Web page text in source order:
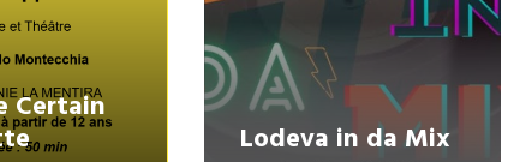
Certain
Lodeva in da Mix